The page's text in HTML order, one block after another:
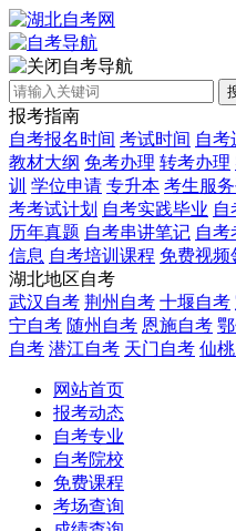
自考导航
报考指南
自考报名时间 考试时间 自考
教材大纲 免考办理 转考办理
训 学位申请 专升本 考生服
考考试计划 自考实践毕业 自
历年真题 自考串讲笔记 自考
信息 自考培训课程 免费视频
湖北地区自考
武汉自考 荆州自考 十堰自考
宁自考 随州自考 恩施自考
自考 潜江自考 天门自考 仙
网站首页
报考动态
自考专业
自考院校
免费课程
考场查询